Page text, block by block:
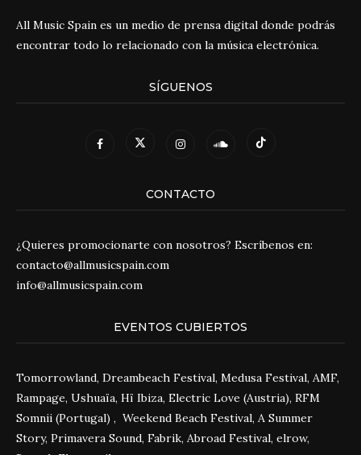
All Music Spain es un medio de prensa digital donde podrás
encontrar todo lo relacionado con la música electrónica.
SÍGUENOS
CONTACTO
¿Quieres promocionarte con nosotros? Escríbenos en:
contacto@allmusicspain.com
info@allmusicspain.com
EVENTOS CUBIERTOS
Tomorrowland, Dreambeach Festival, Medusa Festival, AMF,
Rampage, Ushuaïa, Hï Ibiza, Electric Love (Austria), RFM
Somnii (Portugal) , Weekend Beach Festival, A Summer
Story, Primavera Sound, Fabrik, Abroad Festival, elrow,